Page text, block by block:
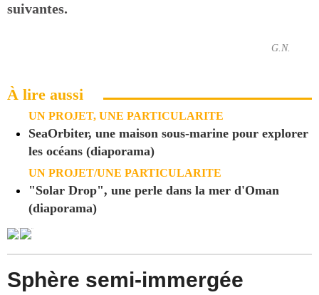
suivantes.
G.N.
À lire aussi
UN PROJET, UNE PARTICULARITE
SeaOrbiter, une maison sous-marine pour explorer
les océans (diaporama)
UN PROJET/UNE PARTICULARITE
"Solar Drop", une perle dans la mer d'Oman
(diaporama)
Sphère semi-immergée